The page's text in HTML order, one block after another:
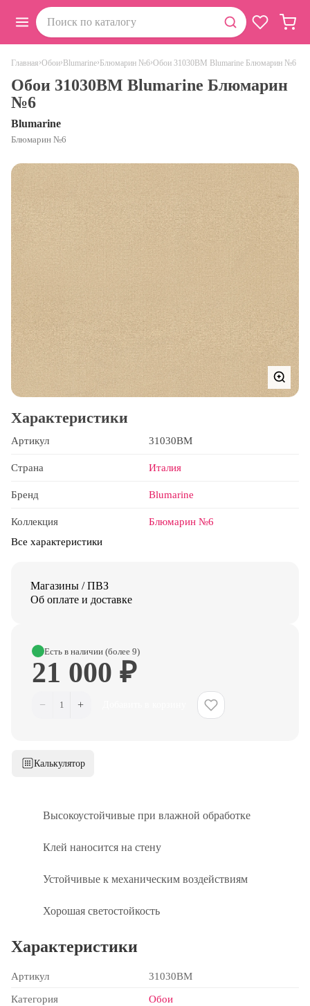
Главная›Обои› Blumarine› Блюмарин №6›Обои 31030BM Blumarine Блюмарин №6
Обои 31030BM Blumarine Блюмарин
№6
Blumarine
Блюмарин №6
Характеристики
Артикул 31030BM
Страна Италия
Бренд Blumarine
Коллекция
Блюмарин №6
Все характеристики
Магазины / ПВЗ
Об оплате и доставке
Есть в наличии (более 9)
21 000 ₽
− 1 +
Калькулятор
Характеристики
Артикул 31030BM
Категория Обои
Высокоустойчивые при влажной обработке
Клей наносится на стену
Устойчивые к механическим воздействиям
Хорошая светостойкость